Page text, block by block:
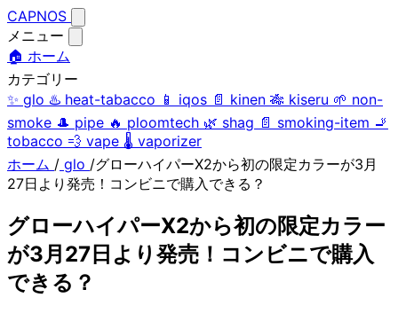
CAPNOS
メニュー
🏠 ホーム
カテゴリー
✨ glo ♨️ heat-tabacco 📱 iqos 📄 kinen 🎋 kiseru 🌱 non-
smoke 🎩 pipe 🔥 ploomtech 🌿 shag 📄 smoking-item 🚬
tobacco 💨 vape 🌡️ vaporizer
ホーム / glo /グローハイパーX2から初の限定カラーが3月
27日より発売！コンビニで購入できる？
グローハイパーX2から初の限定カラー
が3月27日より発売！コンビニで購入
できる？